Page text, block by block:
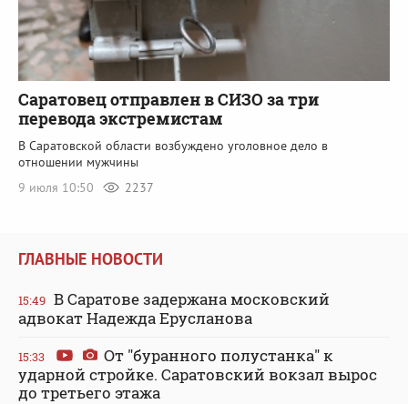
Саратовец отправлен в СИЗО за три
перевода экстремистам
В Саратовской области возбуждено уголовное дело в
отношении мужчины
9 июля 10:50
2237
ГЛАВНЫЕ НОВОСТИ
15:49 В Саратове задержана московский
адвокат Надежда Ерусланова
15:33
От "буранного полустанка" к
ударной стройке. Саратовский вокзал вырос
до третьего этажа